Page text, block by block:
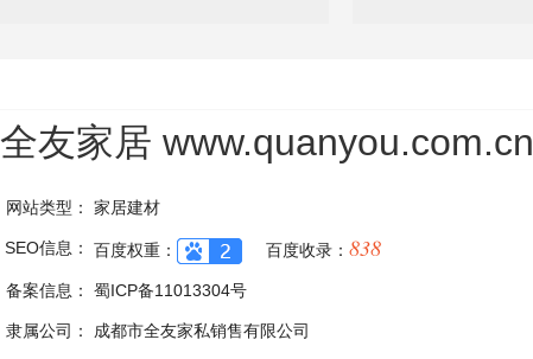
全友家居 www.quanyou.com.cn
网站类型： 家居建材
SEO信息： 百度权重： 百度收录： 838
备案信息： 蜀ICP备11013304号
隶属公司： 成都市全友家私销售有限公司